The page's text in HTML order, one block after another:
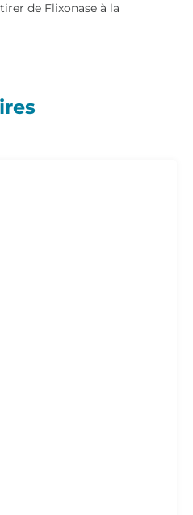
de Flixonase à la